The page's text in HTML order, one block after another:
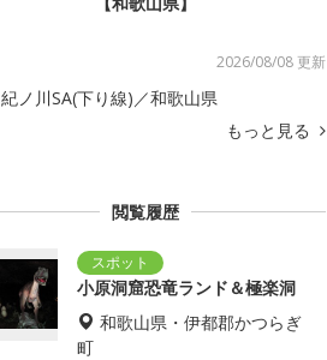
2026/08/08 更新
紀ノ川SA(下り線)／和歌山県
もっと見る
閲覧履歴
小原洞窟恐竜ランド＆極楽洞
和歌山県・伊都郡かつらぎ
町